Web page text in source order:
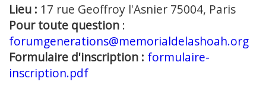
Lieu : 17 rue Geoffroy l'Asnier 75004, Paris
Pour toute question :
forumgenerations@memorialdelashoah.org
Formulaire d'inscription : formulaire-
inscription.pdf